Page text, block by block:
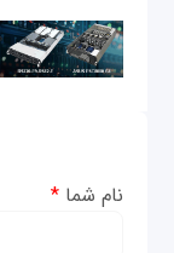
نام شما*